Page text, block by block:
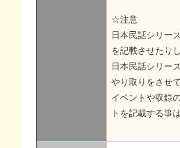
☆注意
日本民話シリー
を記載させたり
日本民話シリー
やり取りをさせ
イベントや収録
トを記載する事